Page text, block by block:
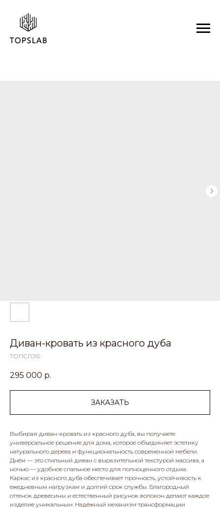
Диван-кровать из красного дуба
ТОПСЛЭБ
295 000 р.
ЗАКАЗАТЬ
Выбирая диван-кровать из красного дуба, вы получаете
универсальное решение для дома, которое объединяет эстетику
натурального дерева и функциональность современной мебели.
Днём — это стильный диван с выразительной текстурой массива, а
ночью — удобное спальное место для полноценного отдыха.
Каркас из красного дуба обеспечивает прочность, устойчивость к
ежедневным нагрузкам и долгий срок службы. Благородный
оттенок древесины и естественный рисунок волокон делают каждое
изделие уникальным. Надёжный механизм трансформации